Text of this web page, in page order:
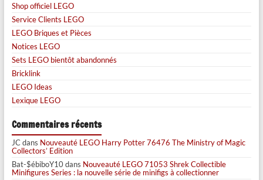
Shop officiel LEGO
Service Clients LEGO
LEGO Briques et Pièces
Notices LEGO
Sets LEGO bientôt abandonnés
Bricklink
LEGO Ideas
Lexique LEGO
Commentaires récents
JCdans Nouveauté LEGO Harry Potter 76476 The Ministry of Magic
Collectors’ Edition
Bat-$ébiboY10dans Nouveauté LEGO 71053 Shrek Collectible
Minifigures Series : la nouvelle série de minifigs à collectionner